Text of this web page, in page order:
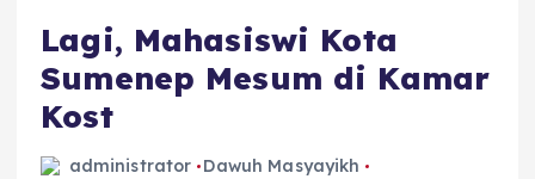
Lagi, Mahasiswi Kota
Sumenep Mesum di Kamar
Kost
administrator
Dawuh Masyayikh